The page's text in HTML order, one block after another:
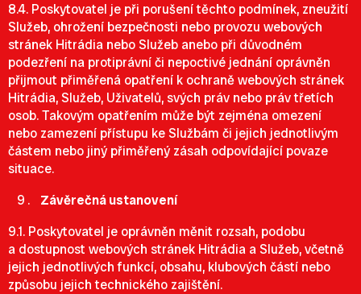
8.4. Poskytovatel je při porušení těchto podmínek, zneužití
Služeb, ohrožení bezpečnosti nebo provozu webových
stránek Hitrádia nebo Služeb anebo při důvodném
podezření na protiprávní či nepoctivé jednání oprávněn
přijmout přiměřená opatření k ochraně webových stránek
Hitrádia, Služeb, Uživatelů, svých práv nebo práv třetích
osob. Takovým opatřením může být zejména omezení
nebo zamezení přístupu ke Službám či jejich jednotlivým
částem nebo jiný přiměřený zásah odpovídající povaze
situace.
Závěrečná ustanovení
9.1. Poskytovatel je oprávněn měnit rozsah, podobu
a dostupnost webových stránek Hitrádia a Služeb, včetně
jejich jednotlivých funkcí, obsahu, klubových částí nebo
způsobu jejich technického zajištění.